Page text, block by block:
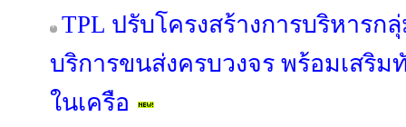
TPL ปรับโครงสร้างการบริหาร
บริการขนส่งครบวงจร พร้อมเสริม
ในเครือ